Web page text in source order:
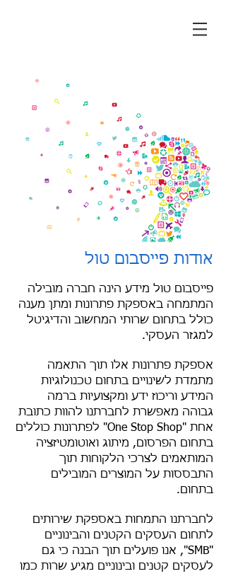
אודות פייסבום טול
פייסבום טול מידע הינה חברה מובילה
המתמחה באספקת פתרונות ומתן מענה
כולל בתחום שרותי המחשוב והדיגיטל
למגזר העסקי.
אספקת פתרונות אלו תוך התאמה
מתמדת לשינויים בתחום טכנולוגיות
המידע וריכוז ידע ומקצועיות ברמה
גבוהה מאפשרת לחברתנו להוות כתובת
אחת "One Stop Shop" לפתרונות כוללים
בתחום הפרסום, מיתוג ואוטומטיזציה
המותאמים לצרכי הלקוחות תוך
התבססות על המוצרים המובילים
בתחום.
לחברתנו התמחות באספקת שירותים
לתחום העסקים הקטנים והבינוניים
"SMB", אנו פועלים תוך הבנה כי גם
לעסקים קטנים ובינוניים מגיע שרות כמו